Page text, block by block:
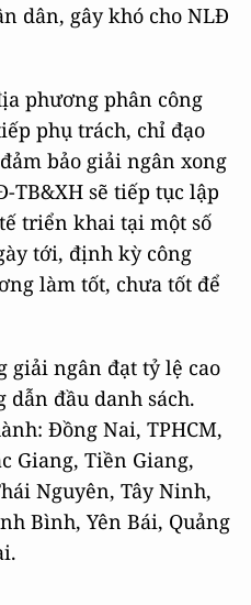
dân, gây khó cho NLĐ
phương phân công
phụ trách, chỉ đạo
bảo giải ngân xong
TB&XH sẽ tiếp tục lập
triển khai tại một số
tới, định kỳ công
làm tốt, chưa tốt để
giải ngân đạt tỷ lệ cao
dẫn đầu danh sách.
Đồng Nai, TPHCM,
Giang, Tiền Giang,
Nguyên, Tây Ninh,
Bình, Yên Bái, Quảng